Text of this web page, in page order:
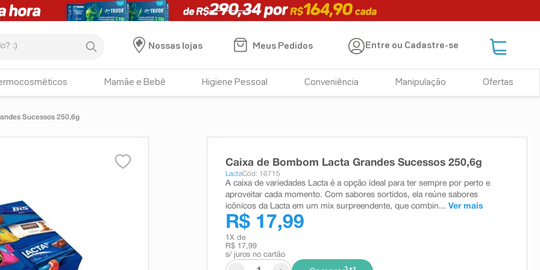
Nossas lojas
Meus Pedidos Entre ou Cadastre-se
Mamãe e Bebê Higiene Pessoal Conveniência Manipulação Ofertas
Sucessos 250,6g
Caixa de Bombom Lacta Grandes Sucessos 250,6g
LactaCód: 16715
A caixa de variedades Lacta é a opção ideal para ter sempre por perto e
aproveitar cada momento. Com sabores sortidos, ela reúne sabores
icônicos da Lacta em um mix surpreendente, que combin... Ver mais
R$ 17,99
1 X de
R$ 17,99
s/ juros no cartão